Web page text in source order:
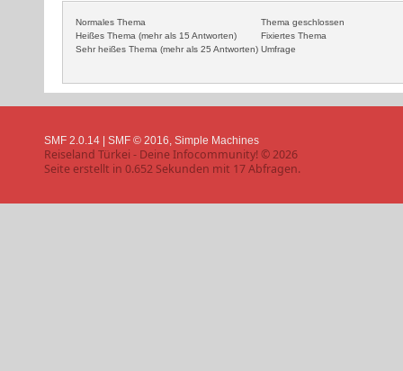
Normales Thema
Heißes Thema (mehr als 15 Antworten)
Sehr heißes Thema (mehr als 25 Antworten)
Thema geschlossen
Fixiertes Thema
Umfrage
SMF 2.0.14 SMF © 2016, Simple Machines
Reiseland Türkei - Deine Infocommunity! © 2026
Seite erstellt in 0.652 Sekunden mit 17 Abfragen.